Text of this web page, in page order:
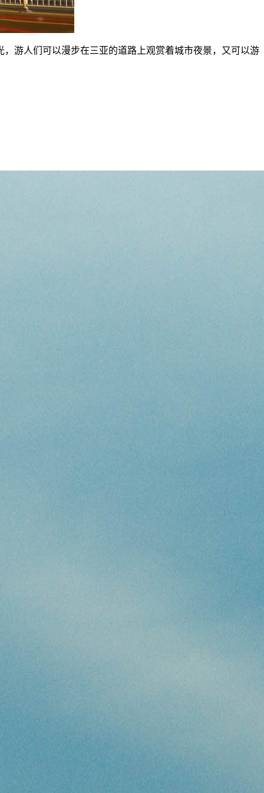
游人们可以漫步在三亚的道路上观赏着城市夜景，又可以游